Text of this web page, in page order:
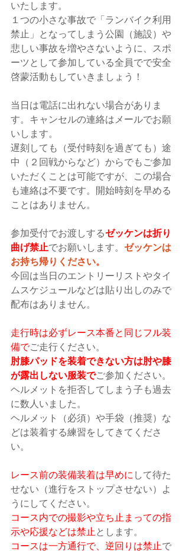
いたします。
１つの小さな事故で「ランバイク利用
禁止」となってしまう公園（施設）や
悲しい事故を増やさないように、スポ
ーツとして参加している全員でで安全
啓蒙活動もしていきましょう！
当日は電話に出れない場合がありま
す。キャンセルの連絡はメールでお願
いします。
遅刻しても（受付時刻を過ぎても）途
中（２回戦からなど）からでもご参加
いただくことは可能ですが、この場合
も連絡は不要です。開始時刻を早める
ことはありません。
参加受付でお渡しするゼッケンは折り
曲げ禁止でお願いします。 ゼッケンは
お持ち帰りください。
今回は当日のエントリーリストやタイ
ムスケジュールなどは貼り出しのみで
配布はありません。
走行時は必ずレース本番と同じフル装
備でご走行ください。
肘膝パッドを装着できない方は肘や膝
が露出しない服装でご参加ください。
ヘルメットを拒否してしまう子も過去
に数人いました。
ヘルメット（必須）や手袋（推奨）な
どは装着する練習をしてきてくださ
い。
レース前の装備装着は早めに して待た
せない（進行をストップさせない）よ
うにしてください。
コース内での撮影や立ち止まっての指
示や応援などは禁止とします。
コースは一方通行で、逆回りは禁止で